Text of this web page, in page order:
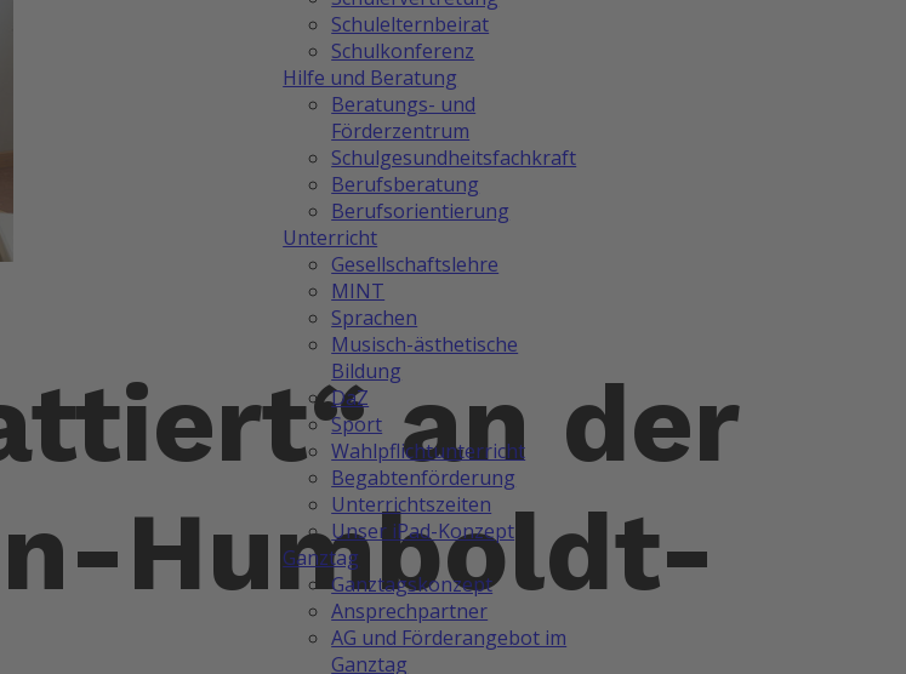
Schulelternbeirat
Schulkonferenz
Hilfe und Beratung
Beratungs- und
Förderzentrum
Schulgesundheitsfachkraft
Berufsberatung
Berufsorientierung
Unterricht
Gesellschaftslehre
MINT
Sprachen
Musisch-ästhetische
Bildung
DaZ
Sport
Wahlpflichtunterricht
Begabtenförderung
Unterrichtszeiten
Unser iPad-Konzept
Ganztag
Ganztagskonzept
Ansprechpartner
AG und Förderangebot im
Ganztag
an der
Humboldt-